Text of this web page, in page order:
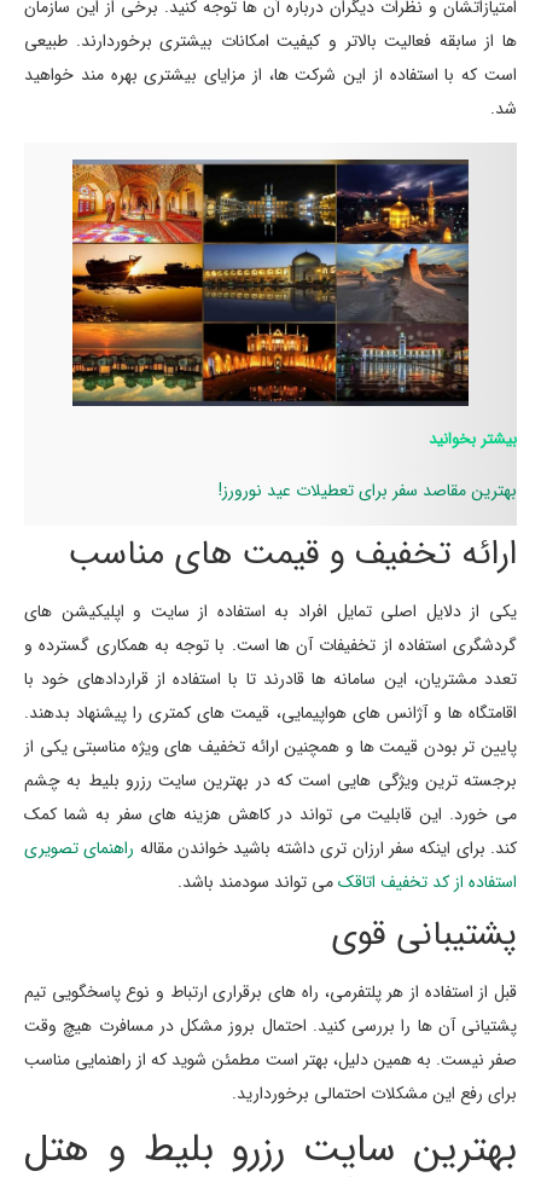
امتیازاتشان و نظرات دیگران درباره آن ها توجه کنید. برخی از این سازمان
ها از سابقه فعالیت بالاتر و کیفیت امکانات بیشتری برخوردارند. طبیعی
است که با استفاده از این شرکت ها، از مزایای بیشتری بهره مند خواهید
شد.
بیشتر بخوانید
بهترین مقاصد سفر برای تعطیلات عید نورورز!
ارائه تخفیف و قیمت های مناسب
یکی از دلایل اصلی تمایل افراد به استفاده از سایت و اپلیکیشن های
گردشگری استفاده از تخفیفات آن ها است. با توجه به همکاری گسترده و
تعدد مشتریان، این سامانه ها قادرند تا با استفاده از قراردادهای خود با
اقامتگاه ها و آژانس های هواپیمایی، قیمت های کمتری را پیشنهاد بدهند.
پایین تر بودن قیمت ها و همچنین ارائه تخفیف های ویژه مناسبتی یکی از
برجسته ترین ویژگی هایی است که در بهترین سایت رزرو بلیط به چشم
می خورد. این قابلیت می تواند در کاهش هزینه های سفر به شما کمک
کند. برای اینکه سفر ارزان تری داشته باشید خواندن مقاله راهنمای تصویری
استفاده از کد تخفیف اتاقکمی تواند سودمند باشد.
پشتیبانی قوی
قبل از استفاده از هر پلتفرمی، راه های برقراری ارتباط و نوع پاسخگویی تیم
پشتیانی آن ها را بررسی کنید. احتمال بروز مشکل در مسافرت هیچ وقت
صفر نیست. به همین دلیل، بهتر است مطمئن شوید که از راهنمایی مناسب
برای رفع این مشکلات احتمالی برخوردارید.
بهترین سایت رزرو بلیط و هتل